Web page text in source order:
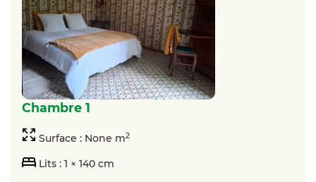
chambre 1
Surface : None m2
Lits : 1 × 140 cm